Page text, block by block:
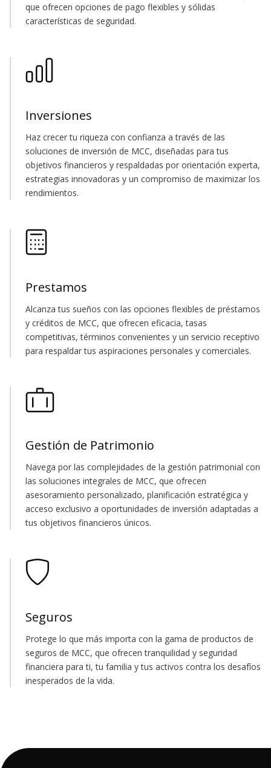
que ofrecen opciones de pago flexibles y sólidas
características de seguridad.
Inversiones
Haz crecer tu riqueza con confianza a través de las
soluciones de inversión de MCC, diseñadas para tus
objetivos financieros y respaldadas por orientación experta,
estrategias innovadoras y un compromiso de maximizar los
rendimientos.
Prestamos
Alcanza tus sueños con las opciones flexibles de préstamos
y créditos de MCC, que ofrecen eficacia, tasas
competitivas, términos convenientes y un servicio receptivo
para respaldar tus aspiraciones personales y comerciales.
Gestión de Patrimonio
Navega por las complejidades de la gestión patrimonial con
las soluciones integrales de MCC, que ofrecen
asesoramiento personalizado, planificación estratégica y
acceso exclusivo a oportunidades de inversión adaptadas a
tus objetivos financieros únicos.
Seguros
Protege lo que más importa con la gama de productos de
seguros de MCC, que ofrecen tranquilidad y seguridad
financiera para ti, tu familia y tus activos contra los desafíos
inesperados de la vida.